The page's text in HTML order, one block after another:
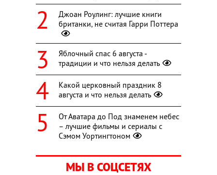
Джоан Роулинг: лучшие книги
британки, не считая Гарри Поттера
Яблочный спас 6 августа -
традиции и что нельзя делать
Какой церковный праздник 8
августа и что нельзя делать
От Аватара до Под знаменем небес
– лучшие фильмы и сериалы с
Сэмом Уортингтоном
МЫ В СОЦСЕТЯХ